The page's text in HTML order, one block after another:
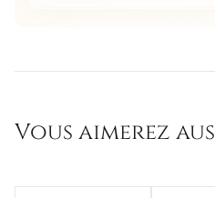
Vous aimerez